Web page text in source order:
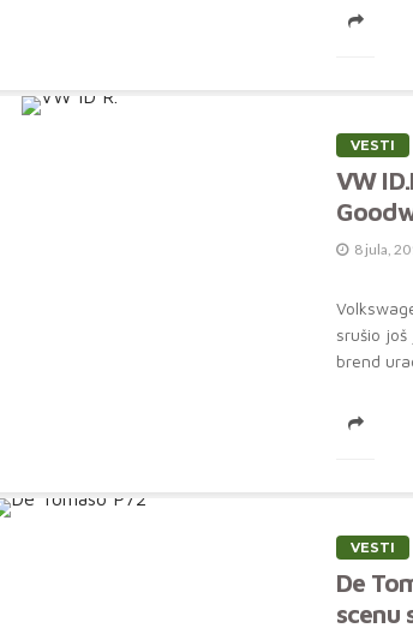
VESTI
VW
8 jula,
srušio
brend
VESTI
De
scenu